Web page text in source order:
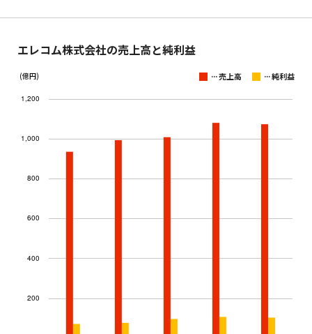
エレコム株式会社の売上高と純利益
(億円) ...売上高 ...純利益